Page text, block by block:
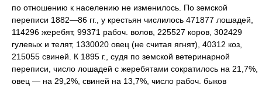
по отношению к населению не изменилось. По земской
переписи 1882—86 гг., у крестьян числилось 471877 лошадей,
114296 жеребят, 99371 рабоч. волов, 225527 коров, 302429
гулевых и телят, 1330020 овец (не считая ягнят), 40312 коз,
215055 свиней. К 1895 г., судя по земской ветеринарной
переписи, число лошадей с жеребятами сократилось на 21,7%,
овец — на 29,2%, свиней на 13,7%, число рабоч. быков